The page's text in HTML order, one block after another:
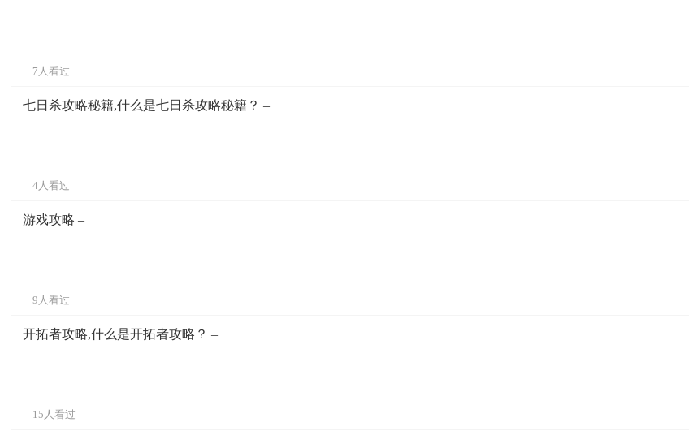
7人看过
七日杀攻略秘籍,什么是七日杀攻略秘籍？ –
4人看过
游戏攻略 –
9人看过
开拓者攻略,什么是开拓者攻略？ –
15人看过